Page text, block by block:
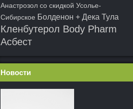
Анастрозол со скидкой Усолье-
Сибирское Болденон + Дека Тула
Кленбутерол Body Pharm
Асбест
Новости